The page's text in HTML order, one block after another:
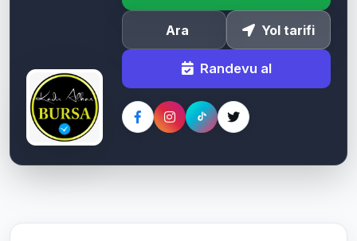
Ara Yol tarifi
Randevu al